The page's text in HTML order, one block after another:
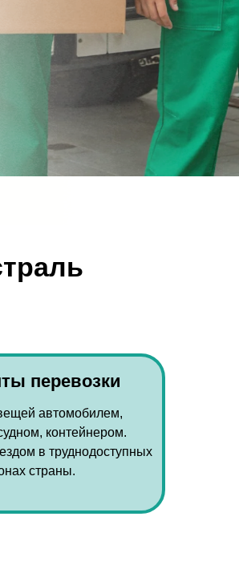
перевозки
автомобилем,
контейнером.
в труднодоступных
страны.